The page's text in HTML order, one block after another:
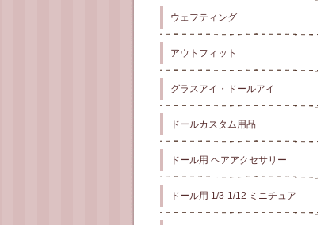
ウェフティング
アウトフィット
グラスアイ・ドールアイ
ドールカスタム用品
ドール用 ヘアアクセサリー
ドール用 1/3-1/12 ミニチュア